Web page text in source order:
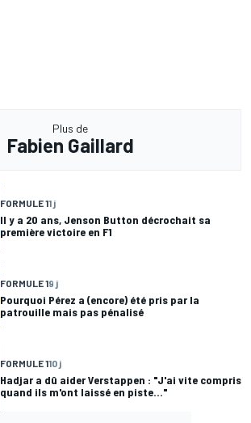
Plus de
Fabien Gaillard
FORMULE 11 j
Il y a 20 ans, Jenson Button décrochait sa
première victoire en F1
FORMULE 19 j
Pourquoi Pérez a (encore) été pris par la
patrouille mais pas pénalisé
FORMULE 110 j
Hadjar a dû aider Verstappen : "J'ai vite compris
quand ils m'ont laissé en piste..."